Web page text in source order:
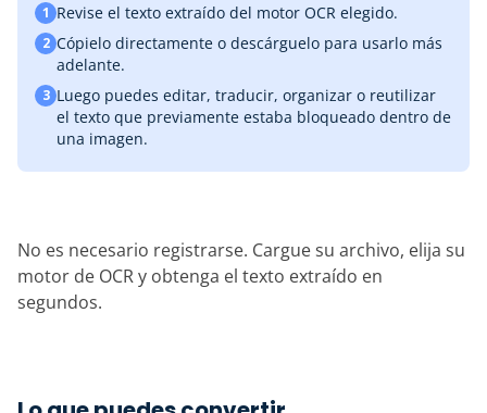
1 Revise el texto extraído del motor OCR elegido.
2 Cópielo directamente o descárguelo para usarlo más
adelante.
3 Luego puedes editar, traducir, organizar o reutilizar
el texto que previamente estaba bloqueado dentro de
una imagen.
No es necesario registrarse. Cargue su archivo, elija su
motor de OCR y obtenga el texto extraído en
segundos.